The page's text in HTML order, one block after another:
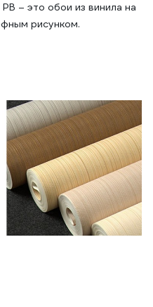
– это обои из винила на
рисунком.